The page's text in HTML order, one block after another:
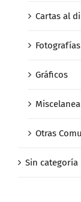
Cartas al
Fotografías
Gráficos
Miscelanea
Otras
Sin categoría